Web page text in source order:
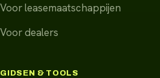
Voor leasemaatschappijen
Voor dealers
GIDSEN & TOOLS